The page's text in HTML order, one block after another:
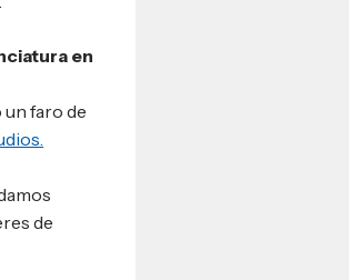
en
faro de
de